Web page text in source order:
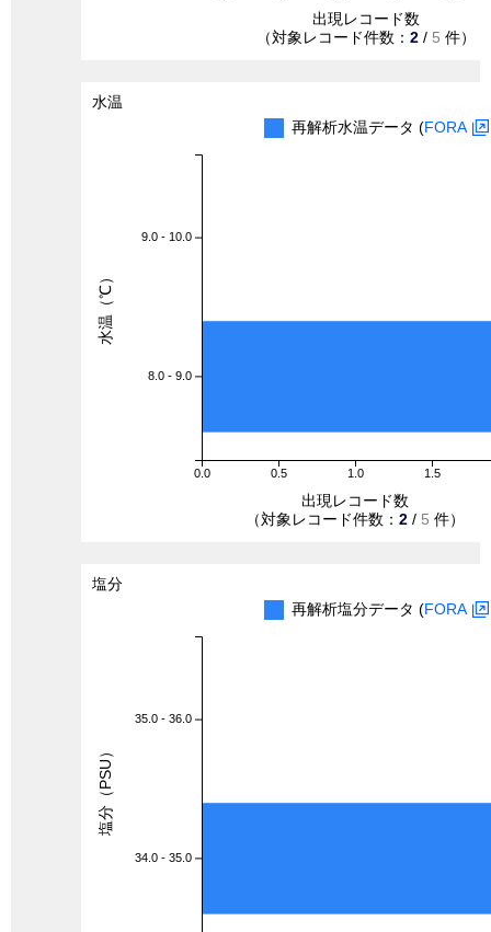
出現レコード数
（対象レコード件数： 2 / 5 件）
水温
再解析水温データ (FORA
0.0 0.5 1.0 1.5
9.0 - 10.0
8.0 - 9.0
出現レコード数
（対象レコード件数： 2 / 5 件）
水温（℃）
塩分
再解析塩分データ (FORA
35.0 - 36.0
34.0 - 35.0
塩分（PSU）